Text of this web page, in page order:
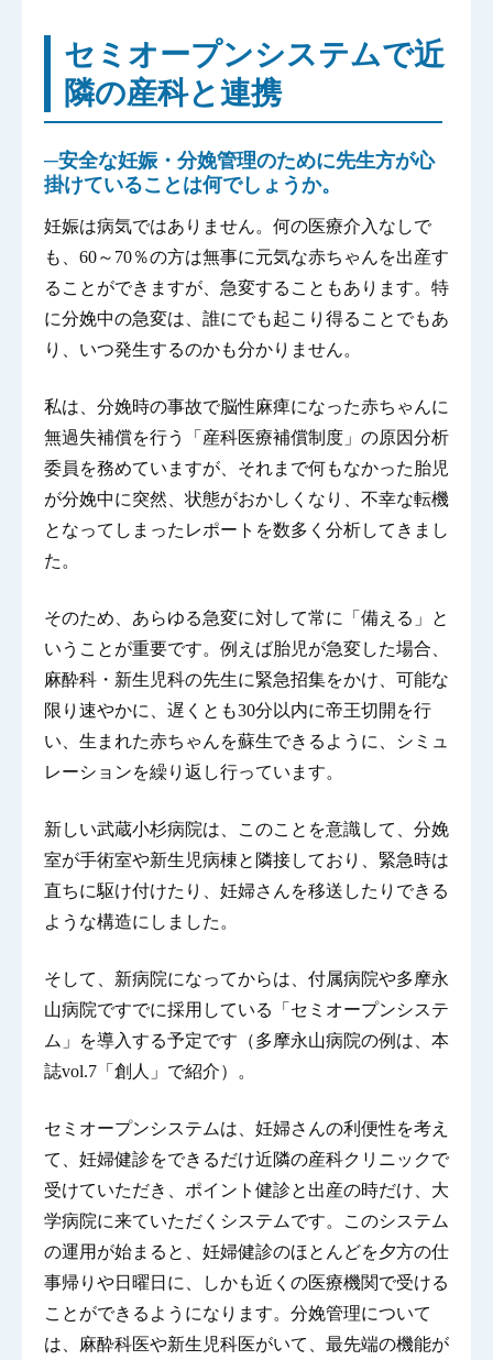
セミオープンシステムで近
隣の産科と連携
─安全な妊娠・分娩管理のために先生方が心
掛けていることは何でしょうか。
妊娠は病気ではありません。何の医療介入なしで
も、60～70％の方は無事に元気な赤ちゃんを出産す
ることができますが、急変することもあります。特
に分娩中の急変は、誰にでも起こり得ることでもあ
り、いつ発生するのかも分かりません。
私は、分娩時の事故で脳性麻痺になった赤ちゃんに
無過失補償を行う「産科医療補償制度」の原因分析
委員を務めていますが、それまで何もなかった胎児
が分娩中に突然、状態がおかしくなり、不幸な転機
となってしまったレポートを数多く分析してきまし
た。
そのため、あらゆる急変に対して常に「備える」と
いうことが重要です。例えば胎児が急変した場合、
麻酔科・新生児科の先生に緊急招集をかけ、可能な
限り速やかに、遅くとも30分以内に帝王切開を行
い、生まれた赤ちゃんを蘇生できるように、シミュ
レーションを繰り返し行っています。
新しい武蔵小杉病院は、このことを意識して、分娩
室が手術室や新生児病棟と隣接しており、緊急時は
直ちに駆け付けたり、妊婦さんを移送したりできる
ような構造にしました。
そして、新病院になってからは、付属病院や多摩永
山病院ですでに採用している「セミオープンシステ
ム」を導入する予定です（多摩永山病院の例は、本
誌vol.7「創人」で紹介）。
セミオープンシステムは、妊婦さんの利便性を考え
て、妊婦健診をできるだけ近隣の産科クリニックで
受けていただき、ポイント健診と出産の時だけ、大
学病院に来ていただくシステムです。このシステム
の運用が始まると、妊婦健診のほとんどを夕方の仕
事帰りや日曜日に、しかも近くの医療機関で受ける
ことができるようになります。分娩管理について
は、麻酔科医や新生児科医がいて、最先端の機能が